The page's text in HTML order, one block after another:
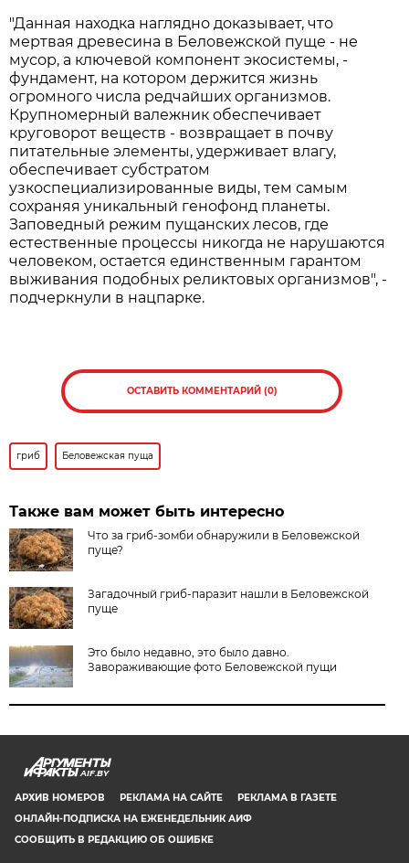
"Данная находка наглядно доказывает, что
мертвая древесина в Беловежской пуще - не
мусор, а ключевой компонент экосистемы, -
фундамент, на котором держится жизнь
огромного числа редчайших организмов.
Крупномерный валежник обеспечивает
круговорот веществ - возвращает в почву
питательные элементы, удерживает влагу,
обеспечивает субстратом
узкоспециализированные виды, тем самым
сохраняя уникальный генофонд планеты.
Заповедный режим пущанских лесов, где
естественные процессы никогда не нарушаются
человеком, остается единственным гарантом
выживания подобных реликтовых организмов", -
подчеркнули в нацпарке.
ОСТАВИТЬ КОММЕНТАРИЙ (0)
гриб Беловежская пуща
Также вам может быть интересно
Что за гриб-зомби обнаружили в Беловежской
пуще?
Загадочный гриб-паразит нашли в Беловежской
пуще
Это было недавно, это было давно.
Завораживающие фото Беловежской пущи
AIF.BY
АРХИВ НОМЕРОВ РЕКЛАМА НА САЙТЕ
РЕКЛАМА В ГАЗЕТЕ
ОНЛАЙН-ПОДПИСКА НА ЕЖЕНЕДЕЛЬНИК АИФ
СООБЩИТЬ В РЕДАКЦИЮ ОБ ОШИБКЕ